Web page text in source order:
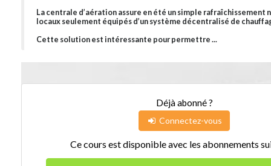
La centrale d’aération assure en été un simple rafraîchissement
locaux seulement équipés d’un système décentralisé de
Cette solution est intéressante pour permettre ...
Déjà abonné ?
Connectez-vous
Ce cours est disponible avec les abonnements